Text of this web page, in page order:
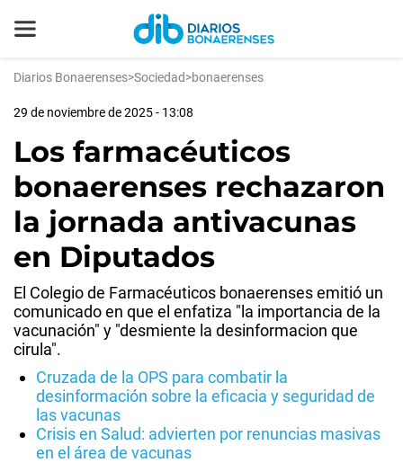
Diarios Bonaerenses>Sociedad>bonaerenses
29 de noviembre de 2025 - 13:08
Los farmacéuticos
bonaerenses rechazaron
la jornada antivacunas
en Diputados
El Colegio de Farmacéuticos bonaerenses emitió un
comunicado en que el enfatiza "la importancia de la
vacunación" y "desmiente la desinformacion que
cirula".
Cruzada de la OPS para combatir la
desinformación sobre la eficacia y seguridad de
las vacunas
Crisis en Salud: advierten por renuncias masivas
en el área de vacunas